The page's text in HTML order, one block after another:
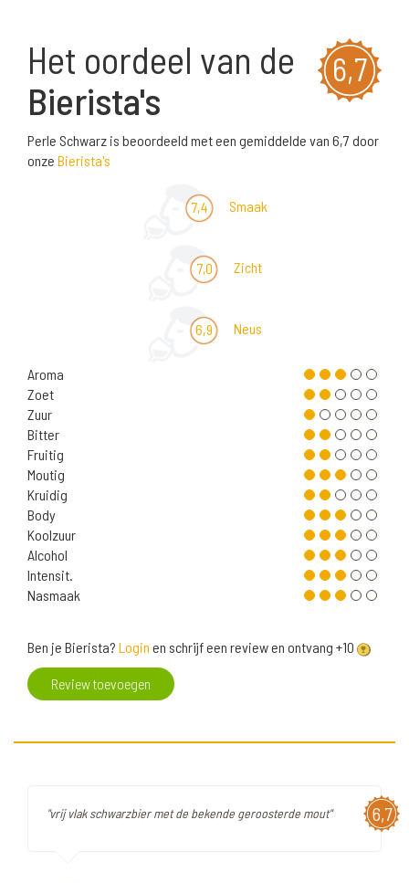
6,7
Het oordeel van de
Bierista's
Perle Schwarz is beoordeeld met een gemiddelde van 6,7 door
onze Bierista's
7,4 Smaak
7,0 Zicht
6,9 Neus
Aroma
Zoet
Zuur
Bitter
Fruitig
Moutig
Kruidig
Body
Koolzuur
Alcohol
Intensit.
Nasmaak
Ben je Bierista? Login en schrijf een review en ontvang +10
Review toevoegen
6,7
"vrij vlak schwarzbier met de bekende geroosterde mout"